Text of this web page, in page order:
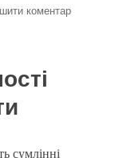
коментардо
сумлінні